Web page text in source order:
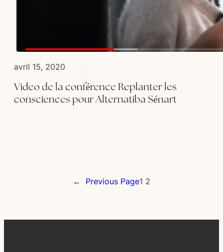
avril 15, 2020
Video de la conférence Replanter les
consciences pour Alternatiba Sénart
← Previous Page1 2